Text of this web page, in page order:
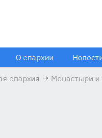
О епархии
епархия → Монастыри и